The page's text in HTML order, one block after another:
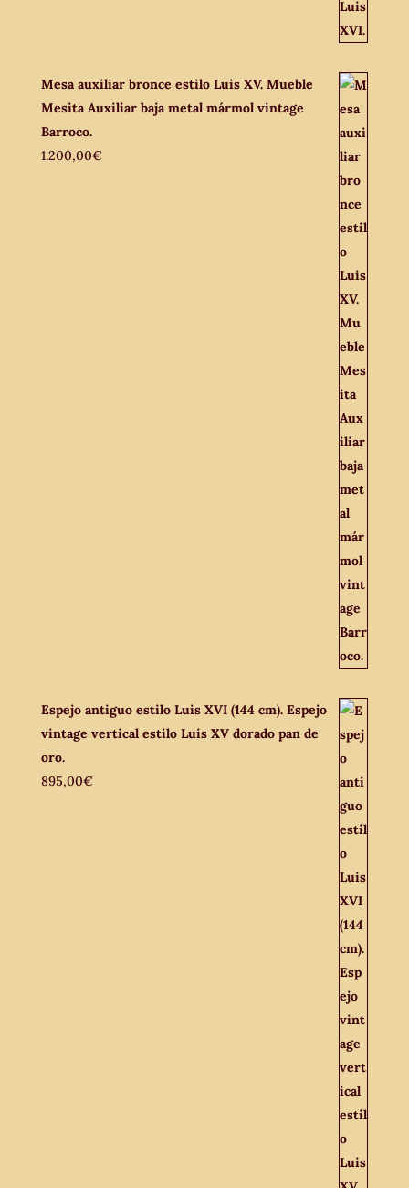
Mesa auxiliar bronce estilo Luis XV. Mueble
Mesita Auxiliar baja metal mármol vintage
Barroco.
1.200,00€
Espejo antiguo estilo Luis XVI (144 cm). Espejo
vintage vertical estilo Luis XV dorado pan de
oro.
895,00€